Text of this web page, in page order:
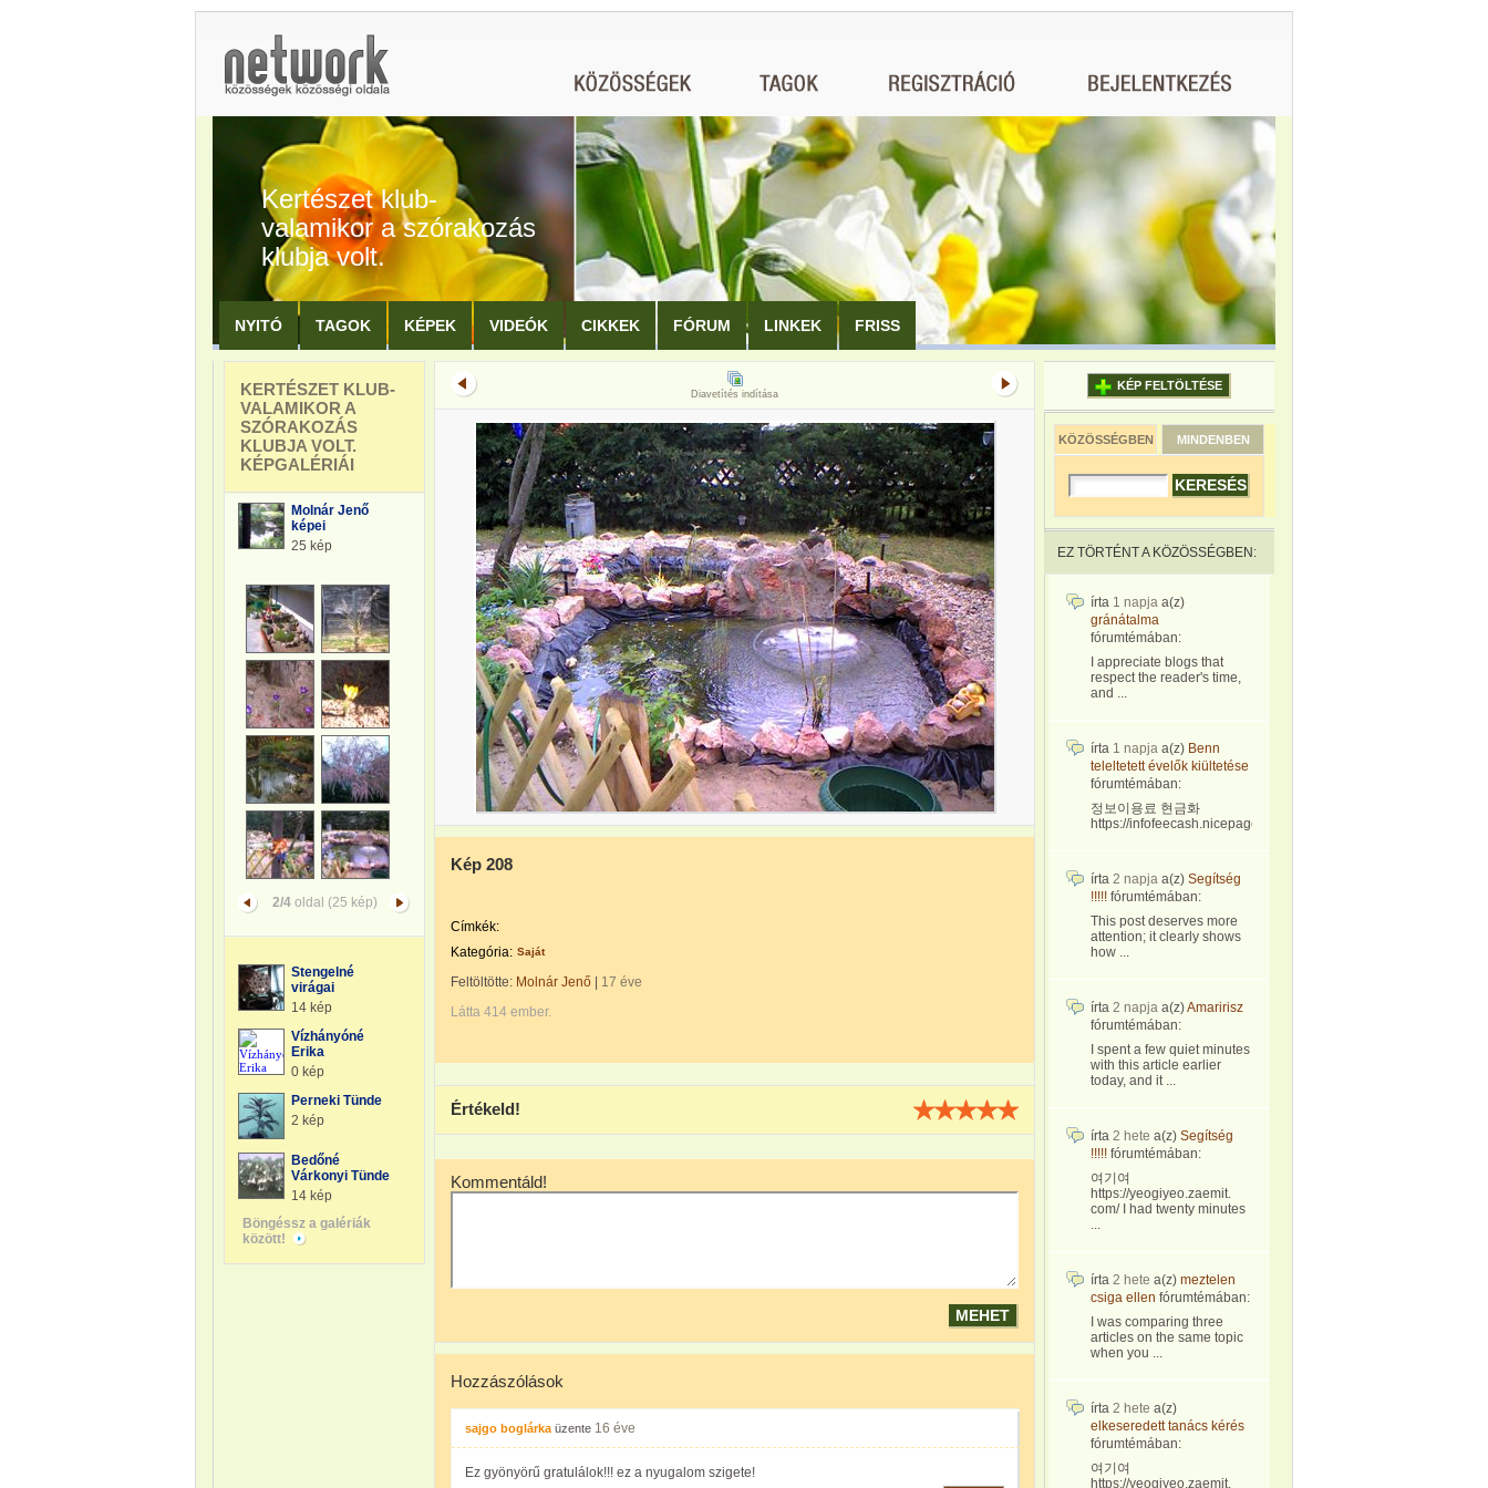
Kertészet klub-
valamikor a szórakozás
klubja volt.
NYITÓ TAGOK KÉPEK VIDEÓK CIKKEK FÓRUM LINKEK FRISS
KERTÉSZET KLUB-
VALAMIKOR A
SZÓRAKOZÁS
KLUBJA VOLT.
KÉPGALÉRIÁI
Molnár Jenő
képei
25 kép
2/4oldal (25 kép)
Stengelné
virágai
14 kép
Vízhányóné
Erika
0 kép
Perneki Tünde
2 kép
Bedőné
Várkonyi Tünde
14 kép
Böngéssz a galériák
között!
Diavetítés indítása
Kép 208
Címkék:
Kategória: Saját
Feltöltötte: Molnár Jenő
17 éve
Látta 414 ember.
Értékeld!
Kommentáld!
Hozzászólások
sajgo boglárka üzente 16 éve
Ez gyönyörű gratulálok!!! ez a nyugalom szigete!
KÉP FELTÖLTÉSE
KÖZÖSSÉGBEN MINDENBEN
EZ TÖRTÉNT A KÖZÖSSÉGBEN:
írta 1 napja a(z)
gránátalma
fórumtémában:
I appreciate blogs that
respect the reader's time,
and ...
írta 1 napja a(z) Benn
teleltetett évelők kiültetése
fórumtémában:
정보이용료 현금화
https://infofeecash.nicepage...
írta 2 napja a(z) Segítség
!!!!! fórumtémában:
This post deserves more
attention; it clearly shows
how ...
írta 2 napja a(z)Amaririsz
fórumtémában:
I spent a few quiet minutes
with this article earlier
today, and it ...
írta 2 hete a(z) Segítség
!!!!! fórumtémában:
여기여
https://yeogiyeo.zaemit.
com/ I had twenty minutes
...
írta 2 hete a(z) meztelen
csiga ellen fórumtémában:
I was comparing three
articles on the same topic
when you ...
írta 2 hete a(z)
elkeseredett tanács kérés
fórumtémában:
여기여
https://yeogiyeo.zaemit.